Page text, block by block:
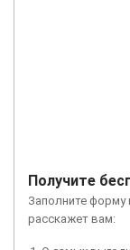
Получите
Заполните форму
расскажет вам: